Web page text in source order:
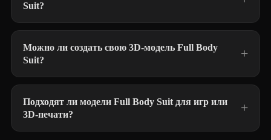
Suit?
Можно ли создать свою 3D-модель Full Body
Suit?
Подходят ли модели Full Body Suit для игр или
3D-печати?